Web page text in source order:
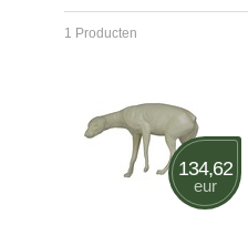
1 Producten
134,62
eur